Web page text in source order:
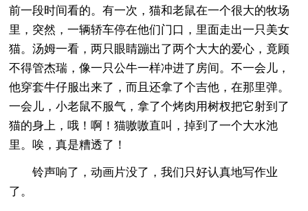
前一段时间看的。有一次，猫和老鼠在一个很大的牧场
里，突然，一辆轿车停在他们门口，里面走出一只美女
猫。汤姆一看，两只眼睛蹦出了两个大大的爱心，竟顾
不得管杰瑞，像一只公牛一样冲进了房间。不一会儿，
他穿套牛仔服出来了，而且还拿了个吉他，在那里弹。
一会儿，小老鼠不服气，拿了个烤肉用树杈把它射到了
猫的身上，哦！啊！猫嗷嗷直叫，掉到了一个大水池
里。唉，真是糟透了！
铃声响了，动画片没了，我们只好认真地写作业
了。